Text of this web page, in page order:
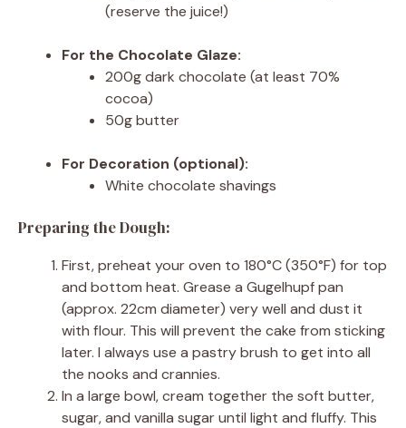
(reserve the juice!)
For the Chocolate Glaze:
200g dark chocolate (at least 70%
cocoa)
50g butter
For Decoration (optional):
White chocolate shavings
Preparing the Dough:
First, preheat your oven to 180°C (350°F) for top
and bottom heat. Grease a Gugelhupf pan
(approx. 22cm diameter) very well and dust it
with flour. This will prevent the cake from sticking
later. I always use a pastry brush to get into all
the nooks and crannies.
In a large bowl, cream together the soft butter,
sugar, and vanilla sugar until light and fluffy. This